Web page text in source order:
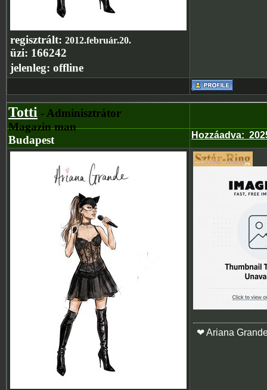
regisztrált: 2012.február.20.
üzi: 166242
jelenleg: offline
Totti- Adminisztrátor
Magazin man
Budapest
Hozzáadva:
❤ Ariana